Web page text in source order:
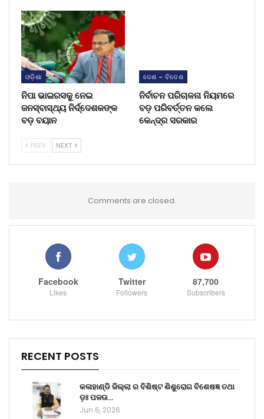
ଓଡ଼ିଶା
ନିପା ଭାଇରସକୁ ନେଇ
ଜନସ୍ବାସ୍ଥ୍ୟ ନିର୍ଦ୍ଦେଶକଙ୍କ
ବଡ଼ ବୟାନ
ଦେଶ - ବିଦେଶ
ନିର୍ବାଚନ ପରିଚାଳନା ନିୟମରେ
ବଡ଼ ପରିବର୍ତ୍ତନ କଲେ
କେନ୍ଦ୍ର ସରକାର
PREV NEXT
Comments are closed.
Facebook
Likes
Twitter
Followers
87,700
Subscribers
RECENT POSTS
କଳାହାଣ୍ଡି ଜିଲ୍ଲା ର ବିଶିଷ୍ଟ ଶିଶୁରୋଗ ବିଶେଷଜ୍ଞ ତଥା
ଡ଼ଃ ପଳଉ…
Jun 6, 2026